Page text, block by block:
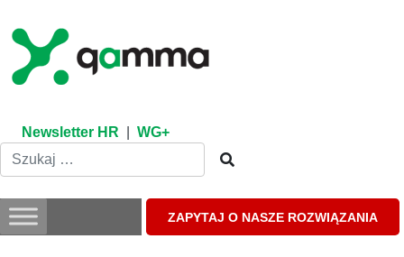
content
Newsletter HR WG+
ZAPYTAJ O NASZE ROZWIĄZANIA